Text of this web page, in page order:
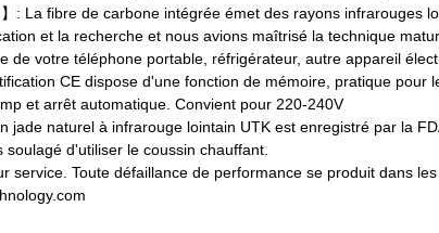
: La fibre de carbone intégrée émet des rayons
et la recherche et nous avions maîtrisé la technique
de votre téléphone portable, réfrigérateur, autre appareil
CE dispose d'une fonction de mémoire, pratique
et arrêt automatique. Convient pour 220-240V
jade naturel à infrarouge lointain UTK est enregistré par la
d'utiliser le coussin chauffant.
service. Toute défaillance de performance se produit dans